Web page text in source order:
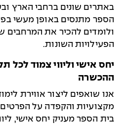
באתרים שונים ברחבי הארץ
הספר מתנסים באופן מעשי
ולומדים להכיר את המרחבים
הפעילויות השונות.
יחס אישי וליווי צמוד לכל
ההכשרה
אנו שואפים ליצור אווירת
מקצועיות והקפדה על
בית הספר מעניק יחס אישי,